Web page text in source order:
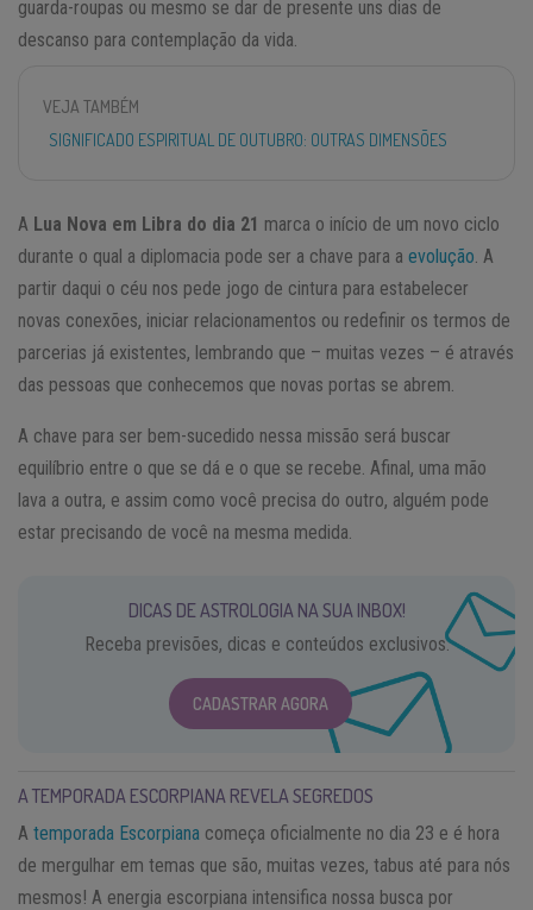
guarda-roupas ou mesmo se dar de presente uns dias de
descanso para contemplação da vida.
VEJA TAMBÉM
SIGNIFICADO ESPIRITUAL DE OUTUBRO: OUTRAS DIMENSÕES
A Lua Nova em Libra do dia 21 marca o início de um novo ciclo
durante o qual a diplomacia pode ser a chave para a evolução . A
partir daqui o céu nos pede jogo de cintura para estabelecer
novas conexões, iniciar relacionamentos ou redefinir os termos de
parcerias já existentes, lembrando que – muitas vezes – é através
das pessoas que conhecemos que novas portas se abrem.
A chave para ser bem-sucedido nessa missão será buscar
equilíbrio entre o que se dá e o que se recebe. Afinal, uma mão
lava a outra, e assim como você precisa do outro, alguém pode
estar precisando de você na mesma medida.
DICAS DE ASTROLOGIA NA SUA INBOX!
Receba previsões, dicas e conteúdos exclusivos.
CADASTRAR AGORA
A TEMPORADA ESCORPIANA REVELA SEGREDOS
A temporada Escorpiana começa oficialmente no dia 23 e é hora
de mergulhar em temas que são, muitas vezes, tabus até para nós
mesmos! A energia escorpiana intensifica nossa busca por